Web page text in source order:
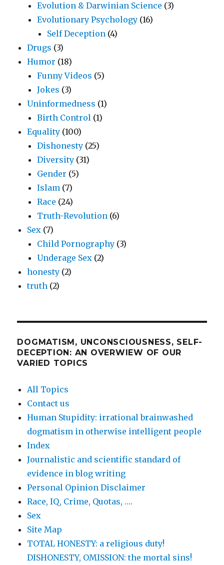
Evolution & Darwinian Science (3)
Evolutionary Psychology (16)
Self Deception (4)
Drugs (3)
Humor (18)
Funny Videos (5)
Jokes (3)
Uninformedness (1)
Birth Control (1)
Equality (100)
Dishonesty (25)
Diversity (31)
Gender (5)
Islam (7)
Race (24)
Truth-Revolution (6)
Sex (7)
Child Pornography (3)
Underage Sex (2)
honesty (2)
truth (2)
DOGMATISM, UNCONSCIOUSNESS, SELF-
DECEPTION: AN OVERWIEW OF OUR
VARIED TOPICS
All Topics
Contact us
Human Stupidity: irrational brainwashed
dogmatism in otherwise intelligent people
Index
Journalistic and scientific standard of
evidence in blog writing
Personal Opinion Disclaimer
Race, IQ, Crime, Quotas, ….
Sex
Site Map
TOTAL HONESTY: a religious duty!
DISHONESTY, OMISSION: the mortal sins!